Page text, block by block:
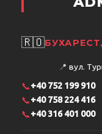
🇷🇴
📍 вул.
📞+40 752 199 910
📞+40 758 224 416
📞+40 316 401 000